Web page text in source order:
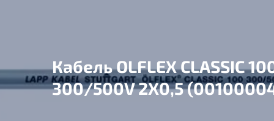
Кабель OLFLEX CLASSIC
300/500V 2X0,5